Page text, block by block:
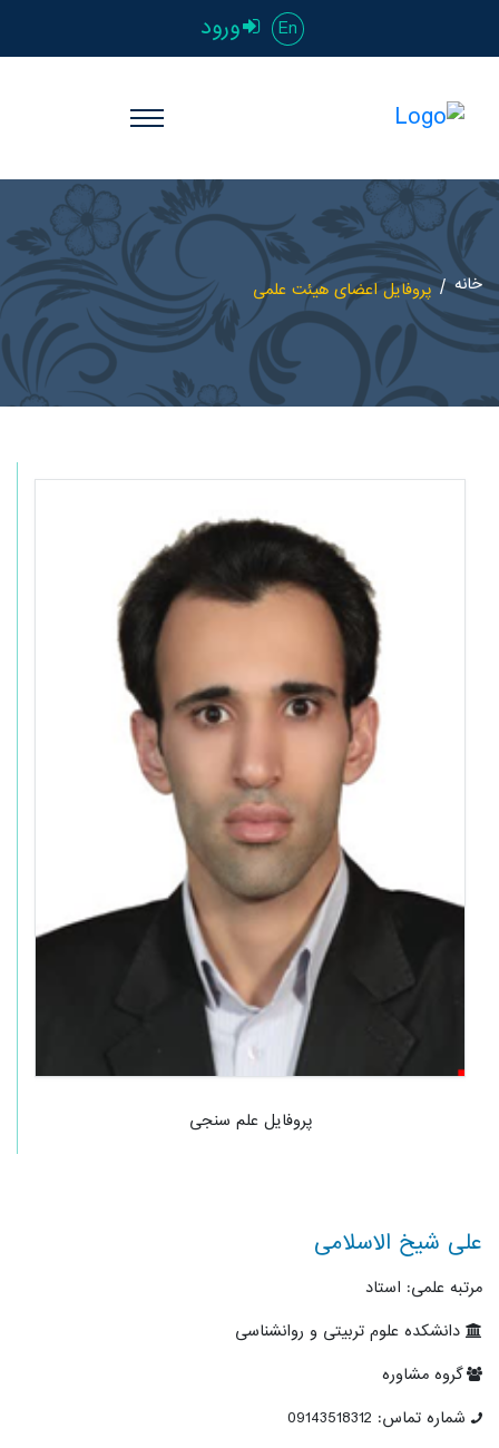
En ورود
خانه پروفایل اعضای هیئت علمی
پروفایل علم سنجی
علی شیخ الاسلامی
مرتبه علمی: استاد
دانشکده علوم تربیتی و روانشناسی
گروه مشاوره
شماره تماس: 09143518312